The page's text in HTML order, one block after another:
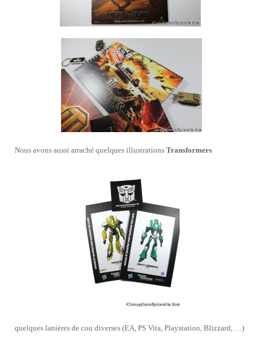
Nous avons aussi arraché quelques illustrations Transformers
quelques lanières de cou diverses (EA, PS Vita, Playstation, Blizzard, …)